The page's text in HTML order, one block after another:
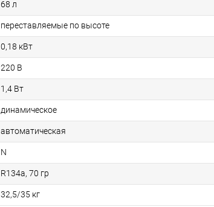
68 л
переставляемые по высоте
0,18 кВт
220 В
1,4 Вт
динамическое
автоматическая
N
R134a, 70 гр
32,5/35 кг